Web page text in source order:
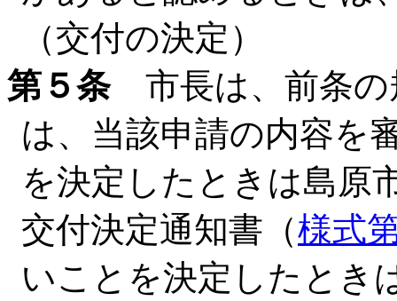
（交付の決定）
第５条市長は、前条の
は、当該申請の内容を
を決定したときは島原
交付決定通知書（様式
いことを決定したとき